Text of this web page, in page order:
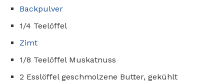
Backpulver
1/4 Teelöffel
Zimt
1/8 Teelöffel Muskatnuss
2 Esslöffel geschmolzene Butter, gekühlt